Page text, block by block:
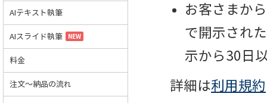
お客さまか
で開示され
示から30日
詳細は利用規約
AIテキスト執筆
AIスライド執筆 NEW
料金
注文～納品の流れ